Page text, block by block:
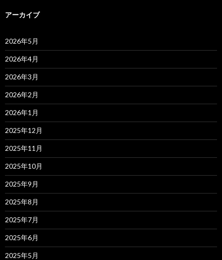
アーカイブ
2026年5月
2026年4月
2026年3月
2026年2月
2026年1月
2025年12月
2025年11月
2025年10月
2025年9月
2025年8月
2025年7月
2025年6月
2025年5月